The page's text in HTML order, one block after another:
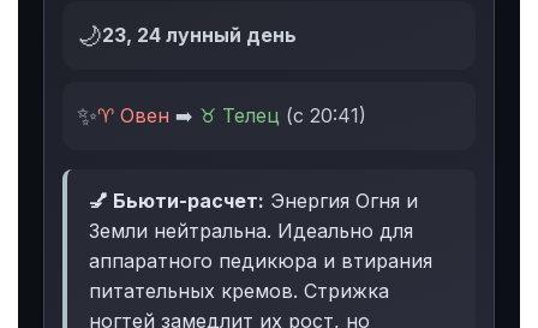
🌙23, 24 лунный день
✨♈ Овен➡️ ♉ Телец (с 20:41)
💅 Бьюти-расчет: Энергия Огня и
Земли нейтральна. Идеально для
аппаратного педикюра и втирания
питательных кремов. Стрижка
ногтей замедлит их рост, но